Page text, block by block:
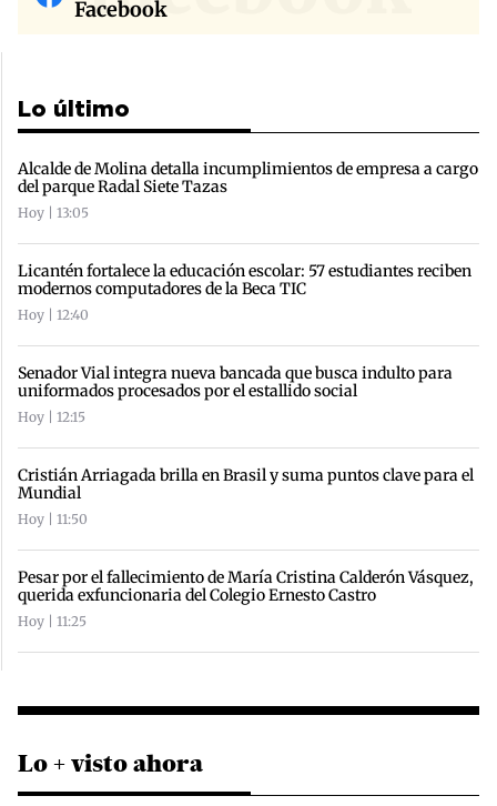
Facebook
Lo último
Alcalde de Molina detalla incumplimientos de empresa a cargo
del parque Radal Siete Tazas
Hoy | 13:05
Licantén fortalece la educación escolar: 57 estudiantes reciben
modernos computadores de la Beca TIC
Hoy | 12:40
Senador Vial integra nueva bancada que busca indulto para
uniformados procesados por el estallido social
Hoy | 12:15
Cristián Arriagada brilla en Brasil y suma puntos clave para el
Mundial
Hoy | 11:50
Pesar por el fallecimiento de María Cristina Calderón Vásquez,
querida exfuncionaria del Colegio Ernesto Castro
Hoy | 11:25
Lo + visto ahora